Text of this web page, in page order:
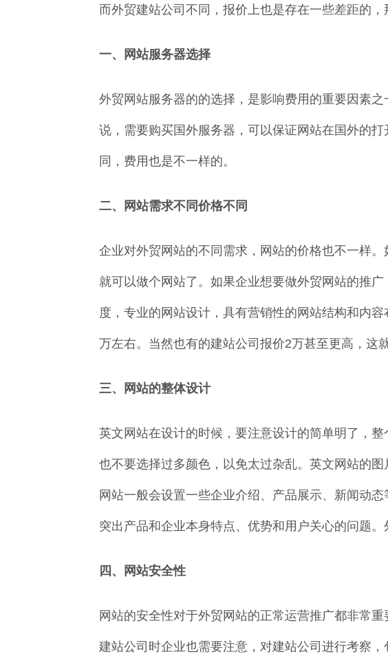
而外贸建站公司不同，报价上也是存在一些差距的
一、网站服务器选择
外贸网站服务器的的选择，是影响费用的重要因素
说，需要购买国外服务器，可以保证网站在国外的
同，费用也是不一样的。
二、网站需求不同价格不同
企业对外贸网站的不同需求，网站的价格也不一样
就可以做个网站了。如果企业想要做外贸网站的推
度，专业的网站设计，具有营销性的网站结构和内
万左右。当然也有的建站公司报价2万甚至更高，这
三、网站的整体设计
英文网站在设计的时候，要注意设计的简单明了，
也不要选择过多颜色，以免太过杂乱。英文网站的
网站一般会设置一些企业介绍、产品展示、新闻动
突出产品和企业本身特点、优势和用户关心的问题
四、网站安全性
网站的安全性对于外贸网站的正常运营推广都非常
建站公司时企业也需要注意，对建站公司进行考察